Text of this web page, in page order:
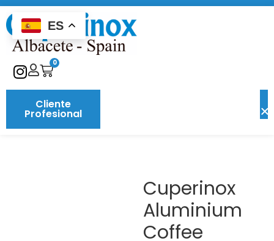
Cliente
Profesional
0
Cuperinox
Aluminium
Coffee
ES